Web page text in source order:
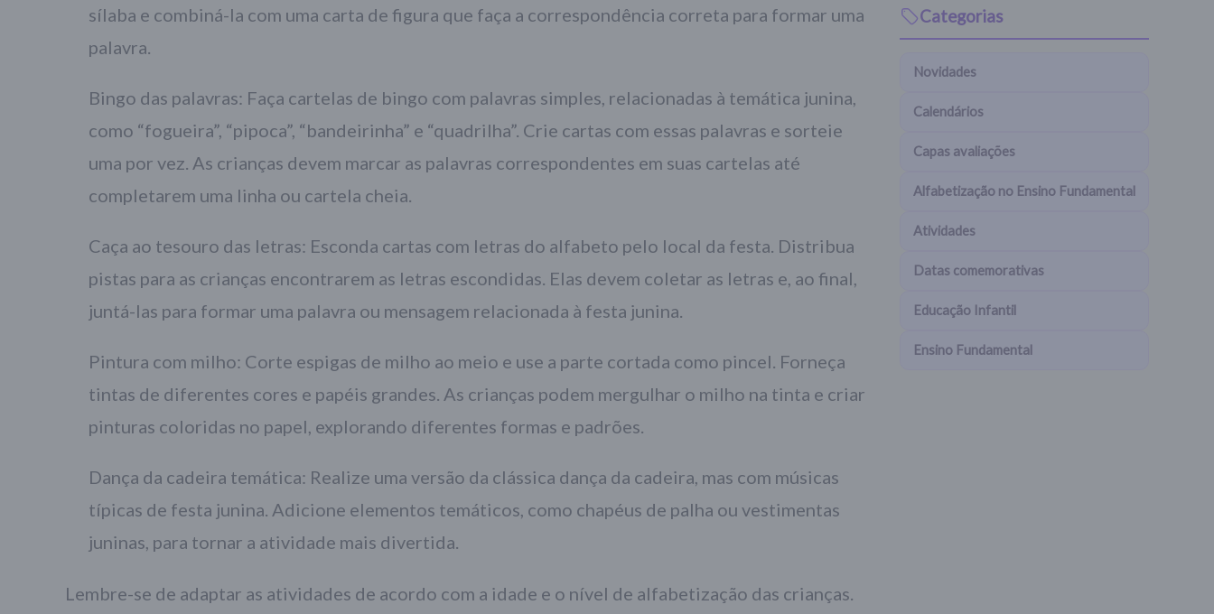
sílaba e combiná-la com uma carta de figura que faça a correspondência correta para formar uma
palavra.
Bingo das palavras: Faça cartelas de bingo com palavras simples, relacionadas à temática junina,
como “fogueira”, “pipoca”, “bandeirinha” e “quadrilha”. Crie cartas com essas palavras e sorteie
uma por vez. As crianças devem marcar as palavras correspondentes em suas cartelas até
completarem uma linha ou cartela cheia.
Caça ao tesouro das letras: Esconda cartas com letras do alfabeto pelo local da festa. Distribua
pistas para as crianças encontrarem as letras escondidas. Elas devem coletar as letras e, ao final,
juntá-las para formar uma palavra ou mensagem relacionada à festa junina.
Pintura com milho: Corte espigas de milho ao meio e use a parte cortada como pincel. Forneça
tintas de diferentes cores e papéis grandes. As crianças podem mergulhar o milho na tinta e criar
pinturas coloridas no papel, explorando diferentes formas e padrões.
Dança da cadeira temática: Realize uma versão da clássica dança da cadeira, mas com músicas
típicas de festa junina. Adicione elementos temáticos, como chapéus de palha ou vestimentas
juninas, para tornar a atividade mais divertida.
Lembre-se de adaptar as atividades de acordo com a idade e o nível de alfabetização das crianças.
Categorias
Novidades
Calendários
Capas avaliações
Alfabetização no Ensino Fundamental
Atividades
Datas comemorativas
Educação Infantil
Ensino Fundamental